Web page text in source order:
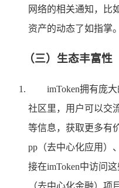
网络的相关通知，比
资产的动态了如指掌。
（三）生态丰富性
imToken拥有庞
社区里，用户可以交
等信息，获取更多有
pp（去中心化应用）
接在imToken中访问